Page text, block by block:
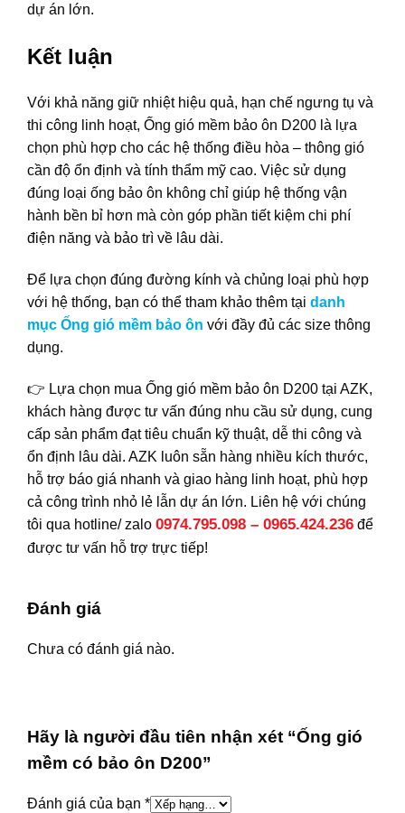
dự án lớn.
Kết luận
Với khả năng giữ nhiệt hiệu quả, hạn chế ngưng tụ và
thi công linh hoạt, Ống gió mềm bảo ôn D200 là lựa
chọn phù hợp cho các hệ thống điều hòa – thông gió
cần độ ổn định và tính thẩm mỹ cao. Việc sử dụng
đúng loại ống bảo ôn không chỉ giúp hệ thống vận
hành bền bỉ hơn mà còn góp phần tiết kiệm chi phí
điện năng và bảo trì về lâu dài.
Để lựa chọn đúng đường kính và chủng loại phù hợp
với hệ thống, bạn có thể tham khảo thêm tại danh
mục Ống gió mềm bảo ôn với đầy đủ các size thông
dụng.
👉 Lựa chọn mua Ống gió mềm bảo ôn D200 tại AZK,
khách hàng được tư vấn đúng nhu cầu sử dụng, cung
cấp sản phẩm đạt tiêu chuẩn kỹ thuật, dễ thi công và
ổn định lâu dài. AZK luôn sẵn hàng nhiều kích thước,
hỗ trợ báo giá nhanh và giao hàng linh hoạt, phù hợp
cả công trình nhỏ lẻ lẫn dự án lớn. Liên hệ với chúng
tôi qua hotline/ zalo 0974.795.098 – 0965.424.236 để
được tư vấn hỗ trợ trực tiếp!
Đánh giá
Chưa có đánh giá nào.
Hãy là người đầu tiên nhận xét “Ống gió
mềm có bảo ôn D200”
Đánh giá của bạn *